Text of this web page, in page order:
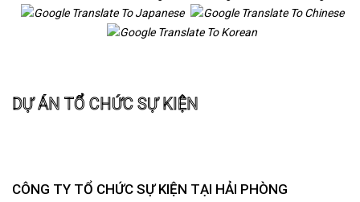
PTC
VOI
DỰ
DỰ ÁN TỔ CHỨC SỰ KIỆN
CÔNG TY TỔ CHỨC SỰ KIỆN TẠI HẢI PHÒNG